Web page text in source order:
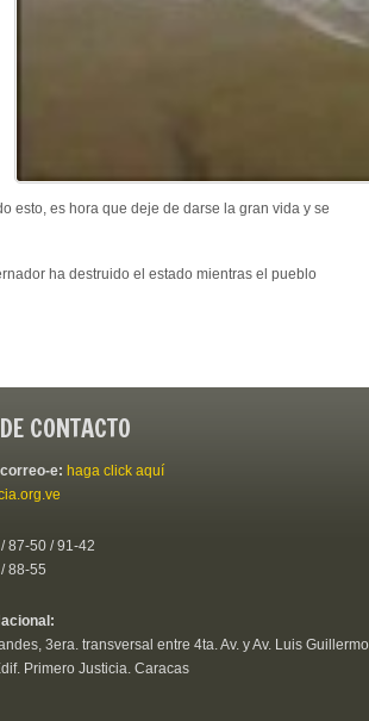
esto, es hora que deje de darse la gran vida y se
ha destruido el estado mientras el pueblo
CONTACTO
e: haga click aquí
87-50 / 91-42
88-55
3era. transversal entre 4ta. Av. y Av. Luis Guillermo
Primero Justicia. Caracas